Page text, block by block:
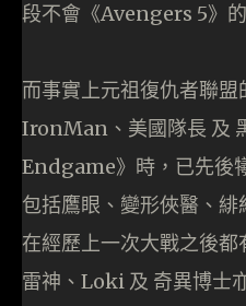
段不會《Avengers 5》的
而事實上元祖復仇者聯
IronMan、美國隊長 及
Endgame》時，已先後
包括鷹眼、變形俠醫、
在經歷上一次大戰之後
雷神、Loki 及 奇異博士